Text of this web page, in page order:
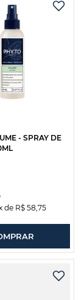
- SPRAY DE
de R$ 58,75